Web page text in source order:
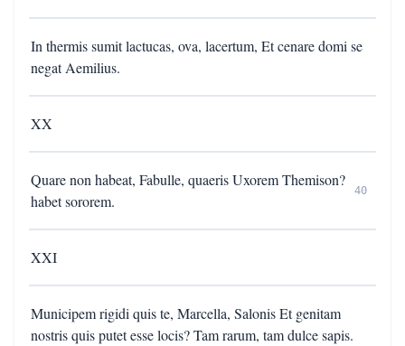
In thermis sumit lactucas, ova, lacertum, Et cenare domi se
negat Aemilius.
XX
Quare non habeat, Fabulle, quaeris Uxorem Themison?
habet sororem.
40
XXI
Municipem rigidi quis te, Marcella, Salonis Et genitam
nostris quis putet esse locis? Tam rarum, tam dulce sapis.